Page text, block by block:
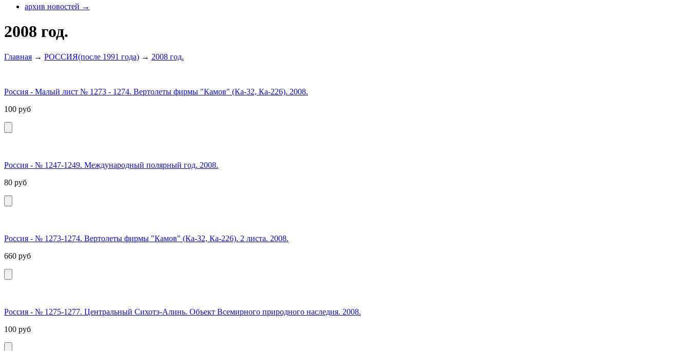
архив новостей →
2008 год.
Главная → РОССИЯ(после 1991 года) → 2008 год.
Россия - Малый лист № 1273 - 1274. Вертолеты фирмы "Камов" (Ка-32, Ка-226). 2008.
100 руб
Россия - № 1247-1249. Международный полярный год. 2008.
80 руб
Россия - № 1273-1274. Вертолеты фирмы "Камов" (Ка-32, Ка-226). 2 листа. 2008.
660 руб
Россия - № 1275-1277. Центральный Сихотэ-Алинь. Объект Всемирного природного наследия. 2008.
100 руб